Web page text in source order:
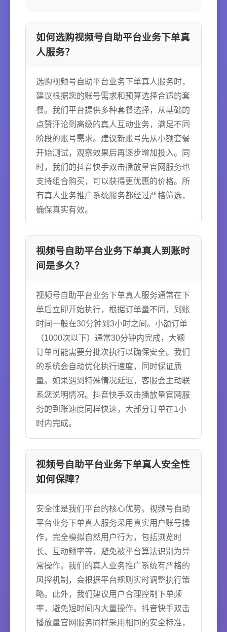
如何选购视频号自助平台业务下单真
人服务？
选购视频号自助平台业务下单真人服务时，
建议根据您的账号需求和预算选择合适的套
餐。我们平台提供多种套餐选择，从基础的
点赞评论到高级的真人互动业务，满足不同
阶段的账号需求。建议新账号先从小额套餐
开始测试，观察效果后再逐步增加投入。同
时，我们的抖音快手双击播放量官网服务也
支持组合购买，可以获得更优惠的价格。所
有真人业务推广系统服务都经过严格筛选，
确保真实有效。
视频号自助平台业务下单真人到账时
间是多久？
视频号自助平台业务下单真人服务通常在下
单后立即开始执行，根据订单量不同，到账
时间一般在30分钟到3小时之间。小额订单
（1000次以下）通常30分钟内完成，大额
订单可能需要分批次执行以确保安全。我们
的系统会自动优化执行速度，同时保证质
量。如果遇到特殊情况延迟，客服会主动联
系您说明情况。抖音快手双击播放量官网服
务的到账速度同样快速，大部分订单在1小
时内完成。
视频号自助平台业务下单真人安全性
如何保障？
安全性是我们平台的核心优势。视频号自助
平台业务下单真人服务采用真实用户账号操
作，完全模拟自然用户行为，包括浏览时
长、互动频率等，避免被平台算法识别为异
常操作。我们的真人业务推广系统有严格的
风控机制，会根据平台规则实时调整执行策
略。此外，我们建议用户合理控制下单频
率，避免短时间内大量操作。抖音快手双击
播放量官网服务同样采用相同的安全标准，